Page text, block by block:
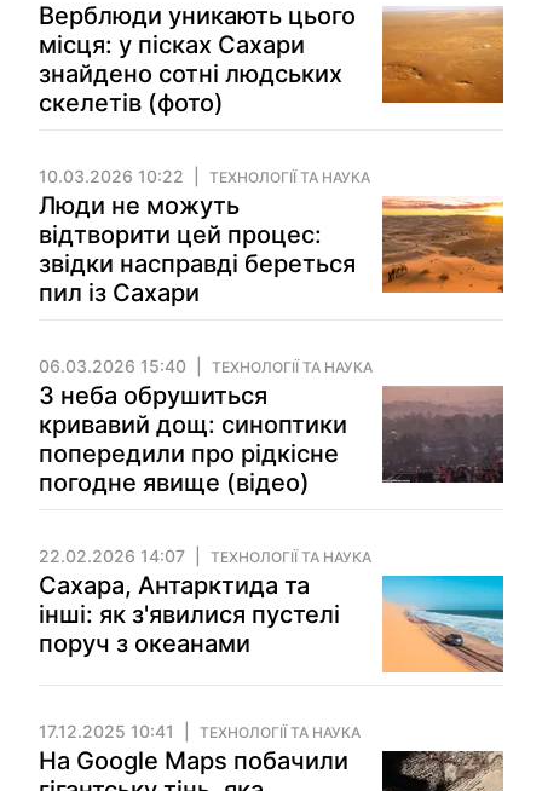
Верблюди уникають цього
місця: у пісках Сахари
знайдено сотні людських
скелетів (фото)
10.03.2026 10:22 ТЕХНОЛОГІЇ ТА НАУКА
Люди не можуть
відтворити цей процес:
звідки насправді береться
пил із Сахари
06.03.2026 15:40 ТЕХНОЛОГІЇ ТА НАУКА
З неба обрушиться
кривавий дощ: синоптики
попередили про рідкісне
погодне явище (відео)
22.02.2026 14:07 ТЕХНОЛОГІЇ ТА НАУКА
Сахара, Антарктида та
інші: як з'явилися пустелі
поруч з океанами
17.12.2025 10:41 ТЕХНОЛОГІЇ ТА НАУКА
На Google Maps побачили